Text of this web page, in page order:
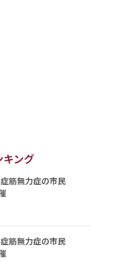
キング
筋無力症の市民
筋無力症の市民